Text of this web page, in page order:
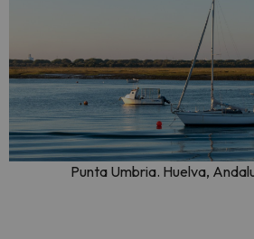
Punta Umbria. Huelva,